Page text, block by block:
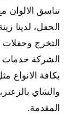
تناسق الالوان
الحفل، لدينا
التخرج وحفلات
الشركة خدمات
بكافة الانواع
والشاي
المقدمة.